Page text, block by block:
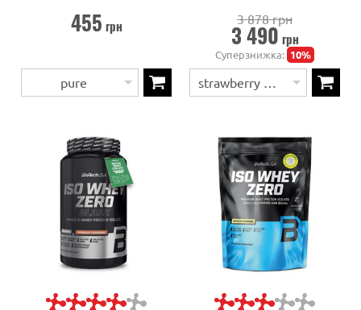
455 грн
pure
3 878 грн
3 490 грн
Суперзнижка: 10%